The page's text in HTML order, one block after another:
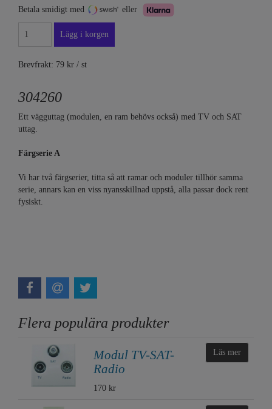
Betala smidigt med
eller
Brevfrakt: 79 kr / st
304260
Ett vägguttag (modulen, en ram behövs också) med TV och SAT
uttag.
Färgserie A
Vi har två färgserier, titta så att ramar och moduler tillhör samma
serie, annars kan en viss nyansskillnad uppstå, alla passar dock rent
fysiskt.
Flera populära produkter
Modul TV-SAT-
Radio
170 kr
Läs mer